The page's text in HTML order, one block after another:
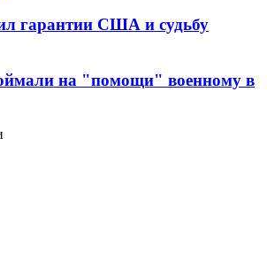
гарантии США и судьбу
на "помощи" военному в